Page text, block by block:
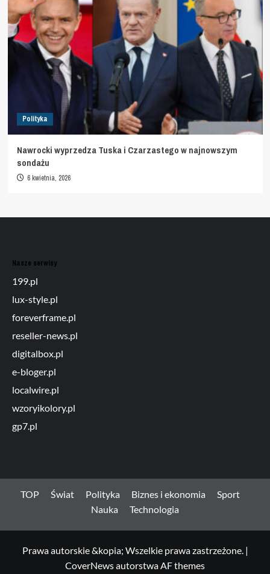
Polityka
Nawrocki wyprzedza Tuska i Czarzastego w najnowszym
sondażu
6 kwietnia, 2026
Nasze serwisy
199.pl
lux-style.pl
foreverframe.pl
reseller-news.pl
digitalbox.pl
e-bloger.pl
localwire.pl
wzoryikolory.pl
gp7.pl
TOP Świat Polityka Biznes i ekonomia
Sport
Nauka
Technologia
Prawa autorskie &kopia; Wszelkie prawa zastrzeżone. |
CoverNewsautorstwa AF themes